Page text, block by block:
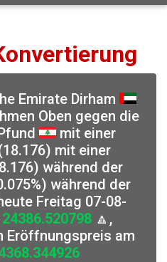
Emirate Dirham
Oben gegen die
mit einer
mit einer
während der
während der
Freitag 07-08-
24386.520798🔼,
Eröffnungspreis am